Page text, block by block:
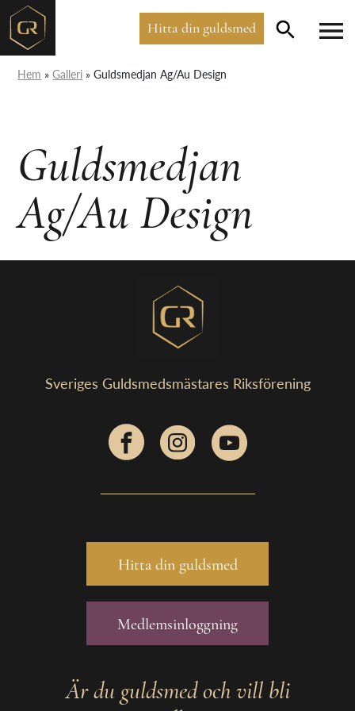
Hitta din guldsmed
Hem »Galleri »Guldsmedjan Ag/Au Design
Guldsmedjan
Ag/Au Design
Sveriges Guldsmedsmästares Riksförening
Hitta din guldsmed
Medlemsinloggning
Är du guldsmed och vill bli